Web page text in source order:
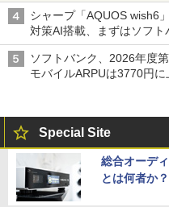
シャープ「AQUOS wish6
対策AI搭載、まずはソフト
ソフトバンク、2026年度
モバイルARPUは3770円に
Special Site
総合オーデ
とは何者か？